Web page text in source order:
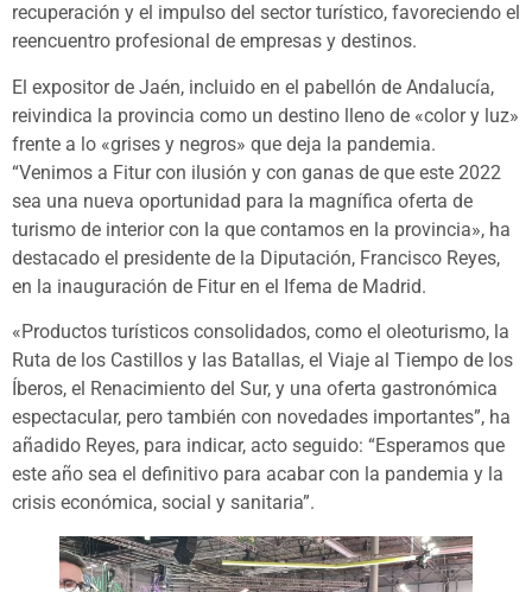
recuperación y el impulso del sector turístico, favoreciendo el
reencuentro profesional de empresas y destinos.
El expositor de Jaén, incluido en el pabellón de Andalucía,
reivindica la provincia como un destino lleno de «color y luz»
frente a lo «grises y negros» que deja la pandemia.
“Venimos a Fitur con ilusión y con ganas de que este 2022
sea una nueva oportunidad para la magnífica oferta de
turismo de interior con la que contamos en la provincia», ha
destacado el presidente de la Diputación, Francisco Reyes,
en la inauguración de Fitur en el Ifema de Madrid.
«Productos turísticos consolidados, como el oleoturismo, la
Ruta de los Castillos y las Batallas, el Viaje al Tiempo de los
Íberos, el Renacimiento del Sur, y una oferta gastronómica
espectacular, pero también con novedades importantes”, ha
añadido Reyes, para indicar, acto seguido: “Esperamos que
este año sea el definitivo para acabar con la pandemia y la
crisis económica, social y sanitaria”.